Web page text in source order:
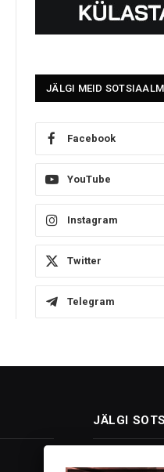
JÄLGI MEID
Facebook
YouTube
Instagram
Twitter
Telegram
JÄLGI